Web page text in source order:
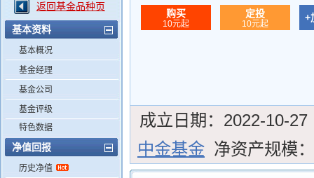
返回基金品种页
基本资料
基本概况
基金经理
基金公司
基金评级
特色数据
净值回报
历史净值
购买
10元起
定投
10元起
+
成立日期： 2022-10-27
中金基金 净资产规模：